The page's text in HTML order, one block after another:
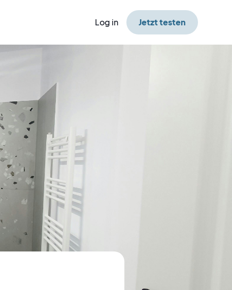
Log in Jetzt testen